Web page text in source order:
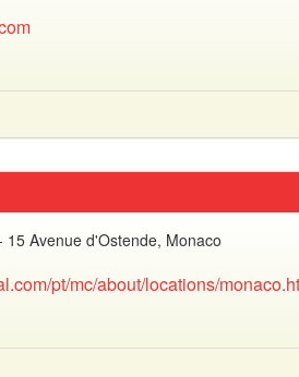
15 Avenue d'Ostende, Monaco
pt/mc/about/locations/